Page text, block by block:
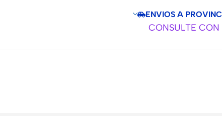
ENVIOS A
CONSULTE CON